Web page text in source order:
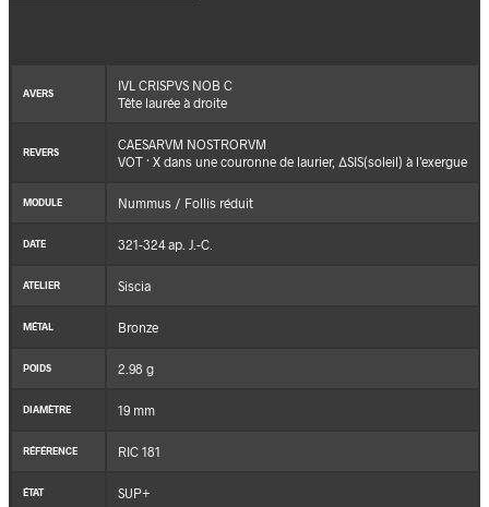
AVERS
IVL CRISPVS NOB C
Tête laurée à droite
REVERS
CAESARVM NOSTRORVM
VOT · X dans une couronne de laurier, ΔSIS(soleil) à l’exergue
MODULE Nummus / Follis réduit
DATE 321-324 ap. J.-C.
ATELIER Siscia
MÉTAL Bronze
POIDS 2.98 g
DIAMÈTRE 19 mm
RÉFÉRENCE RIC 181
ÉTAT SUP+